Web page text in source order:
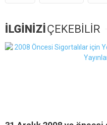
İLGİNİZİ ÇEKEBİLİR